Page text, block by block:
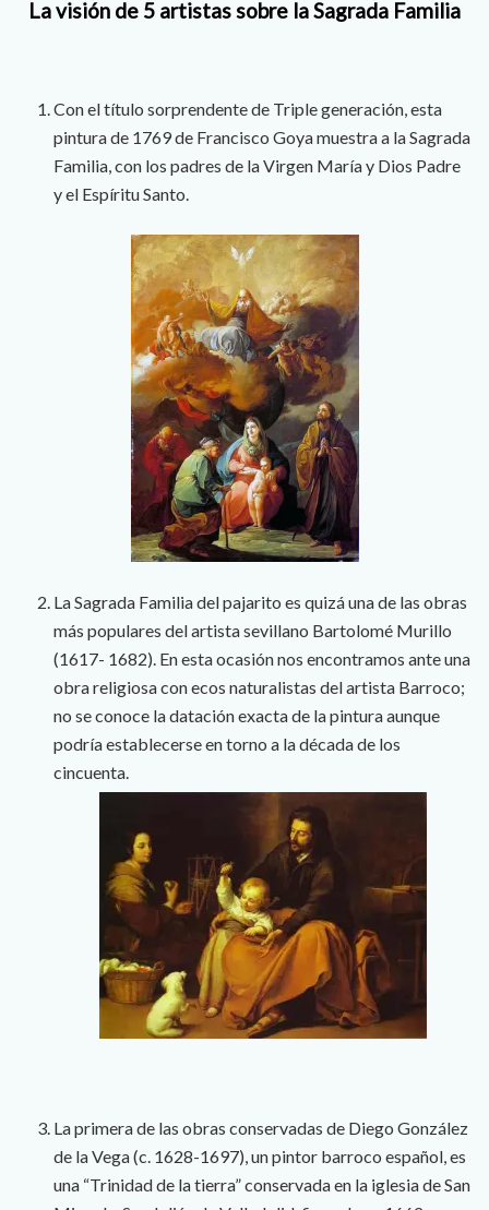
La visión de 5 artistas sobre la Sagrada Familia
Con el título sorprendente de Triple generación, esta
pintura de 1769 de Francisco Goya muestra a la Sagrada
Familia, con los padres de la Virgen María y Dios Padre
y el Espíritu Santo.
La Sagrada Familia del pajarito es quizá una de las obras
más populares del artista sevillano Bartolomé Murillo
(1617- 1682). En esta ocasión nos encontramos ante una
obra religiosa con ecos naturalistas del artista Barroco;
no se conoce la datación exacta de la pintura aunque
podría establecerse en torno a la década de los
cincuenta.
La primera de las obras conservadas de Diego González
de la Vega (c. 1628-1697), un pintor barroco español, es
una “Trinidad de la tierra” conservada en la iglesia de San